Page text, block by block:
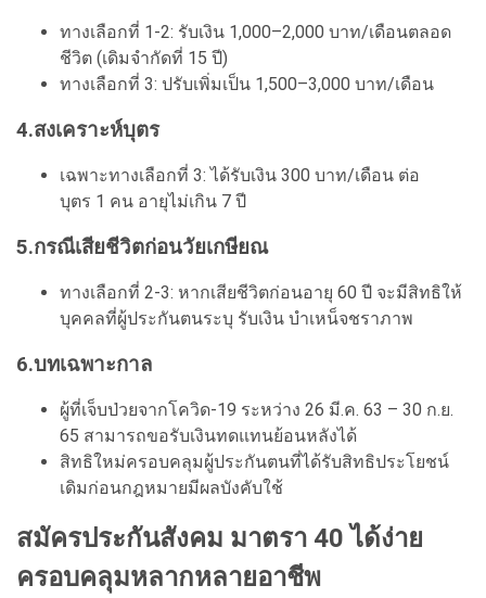
ทางเลือกที่ 1-2: รับเงิน 1,000–2,000 บาท/เดือนตลอด
ชีวิต (เดิมจำกัดที่ 15 ปี)
ทางเลือกที่ 3: ปรับเพิ่มเป็น 1,500–3,000 บาท/เดือน
4.สงเคราะห์บุตร
เฉพาะทางเลือกที่ 3: ได้รับเงิน 300 บาท/เดือน ต่อ
บุตร 1 คน อายุไม่เกิน 7 ปี
5.กรณีเสียชีวิตก่อนวัยเกษียณ
ทางเลือกที่ 2-3: หากเสียชีวิตก่อนอายุ 60 ปี จะมีสิทธิให้
บุคคลที่ผู้ประกันตนระบุ รับเงิน บำเหน็จชราภาพ
6.บทเฉพาะกาล
ผู้ที่เจ็บป่วยจากโควิด-19 ระหว่าง 26 มี.ค. 63 – 30 ก.ย.
65 สามารถขอรับเงินทดแทนย้อนหลังได้
สิทธิใหม่ครอบคลุมผู้ประกันตนที่ได้รับสิทธิประโยชน์
เดิมก่อนกฎหมายมีผลบังคับใช้
สมัครประกันสังคม มาตรา 40 ได้ง่าย
ครอบคลุมหลากหลายอาชีพ